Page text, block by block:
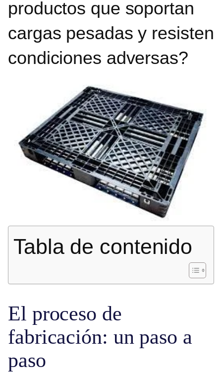
productos que soportan
cargas pesadas y resisten
condiciones adversas?
Tabla de contenido
El proceso de
fabricación: un paso a
paso